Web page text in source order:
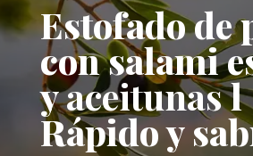
Estofado de
con salami
yaceitunasl
Rápido y